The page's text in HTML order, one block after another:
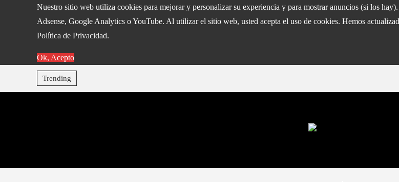
Nuestro sitio web utiliza cookies para mejorar y personalizar su experiencia y para mostrar anuncios (si los
Adsense, Google Analytics o YouTube. Al utilizar el sitio web, usted acepta el uso de cookies. Hemos
Política de Privacidad.
Ok, Acepto
Trending